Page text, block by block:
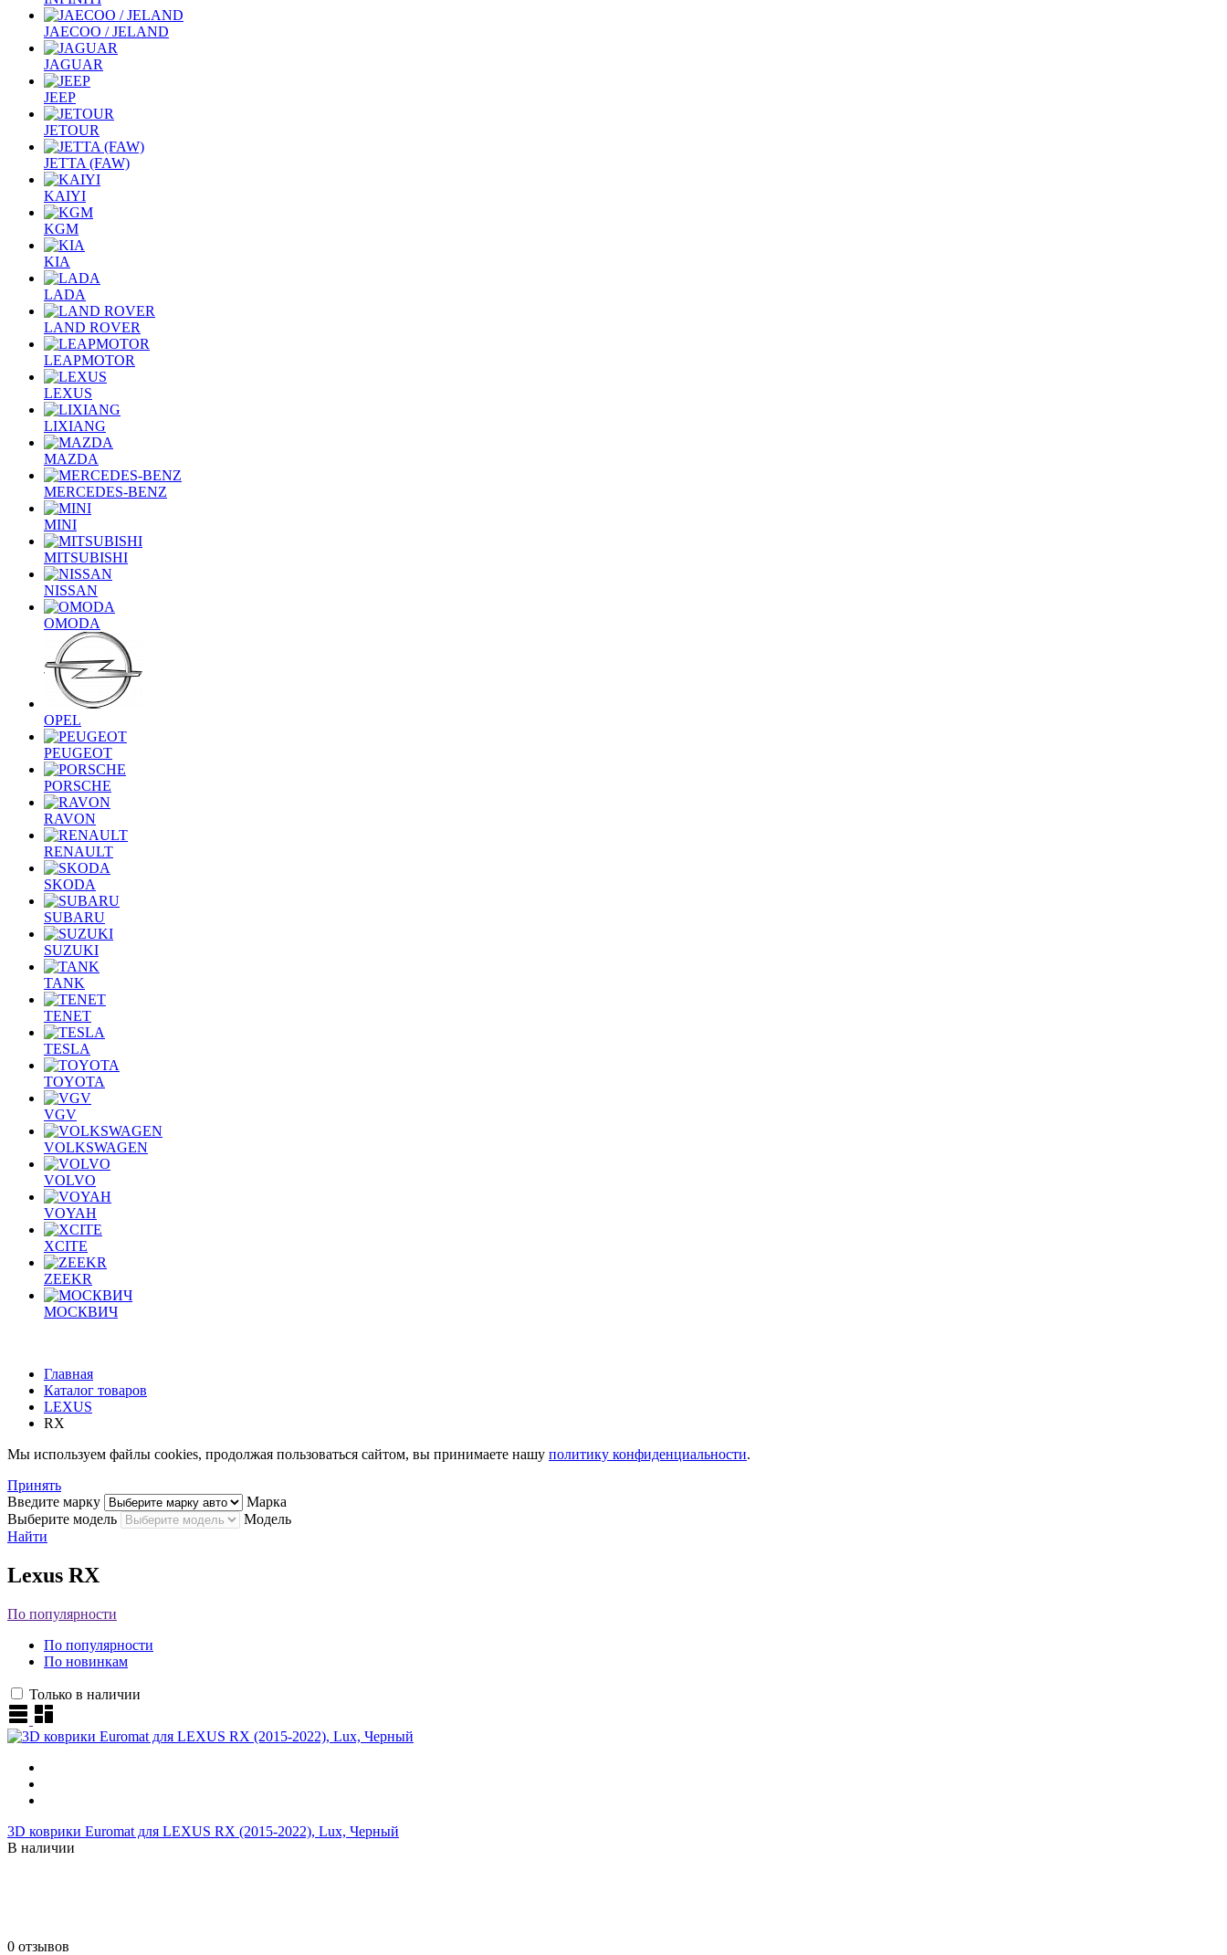
JAECOO / JELAND
JAGUAR
JEEP
JETOUR
JETTA (FAW)
KAIYI
KGM
KIA
LADA
LAND ROVER
LEAPMOTOR
LEXUS
LIXIANG
MAZDA
MERCEDES-BENZ
MINI
MITSUBISHI
NISSAN
OMODA
OPEL
PEUGEOT
PORSCHE
RAVON
RENAULT
SKODA
SUBARU
SUZUKI
TANK
TENET
TESLA
TOYOTA
VGV
VOLKSWAGEN
VOLVO
VOYAH
XCITE
ZEEKR
МОСКВИЧ
Главная
Каталог товаров
LEXUS
RX
Мы используем файлы cookies, продолжая пользоваться сайтом, вы принимаете нашу политику конфиденциальности.
Принять
Введите марку
Марка
Выберите модель
Модель
Найти
Lexus RX
По популярности
По популярности
По новинкам
Только в наличии
3D коврики Euromat для LEXUS RX (2015-2022), Lux, Черный
В наличии
0 отзывов